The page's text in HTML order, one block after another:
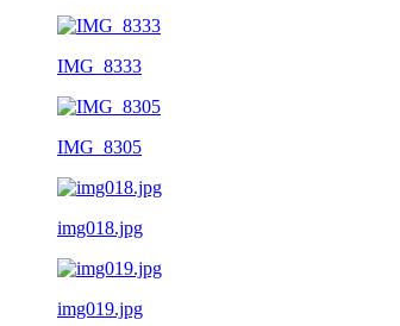
IMG_8333
IMG_8305
img018.jpg
img019.jpg